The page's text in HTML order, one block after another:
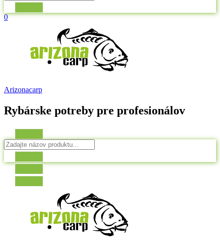
0
Arizonacarp
Rybárske potreby pre profesionálov